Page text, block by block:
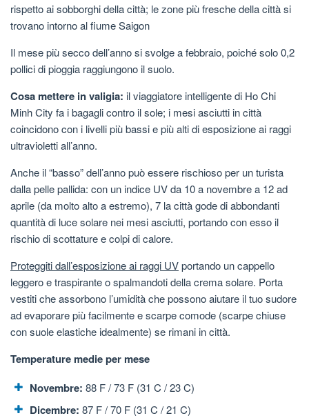
rispetto ai sobborghi della città; le zone più fresche della città si
trovano intorno al fiume Saigon
Il mese più secco dell’anno si svolge a febbraio, poiché solo 0,2
pollici di pioggia raggiungono il suolo.
Cosa mettere in valigia: il viaggiatore intelligente di Ho Chi
Minh City fa i bagagli contro il sole; i mesi asciutti in città
coincidono con i livelli più bassi e più alti di esposizione ai raggi
ultravioletti all’anno.
Anche il “basso” dell’anno può essere rischioso per un turista
dalla pelle pallida: con un indice UV da 10 a novembre a 12 ad
aprile (da molto alto a estremo), 7 la città gode di abbondanti
quantità di luce solare nei mesi asciutti, portando con esso il
rischio di scottature e colpi di calore.
Proteggiti dall’esposizione ai raggi UVportando un cappello
leggero e traspirante o spalmandoti della crema solare. Porta
vestiti che assorbono l’umidità che possono aiutare il tuo sudore
ad evaporare più facilmente e scarpe comode (scarpe chiuse
con suole elastiche idealmente) se rimani in città.
Temperature medie per mese
Novembre: 88 F / 73 F (31 C / 23 C)
Dicembre: 87 F / 70 F (31 C / 21 C)